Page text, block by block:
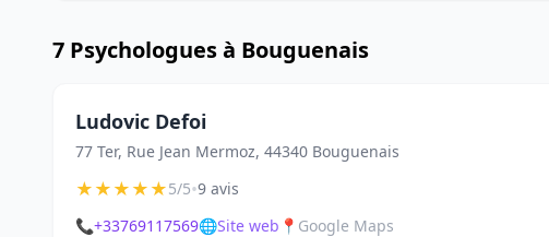
7 Psychologues à Bouguenais
Ludovic Defoi
77 Ter, Rue Jean Mermoz, 44340 Bouguenais
★★★★★5/5•9 avis
📞+33769117569🌐Site web 📍 Google Maps